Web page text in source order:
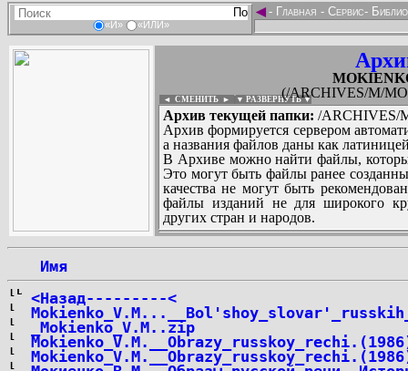
«И» «ИЛИ»
◄- Главная - Сервис-
(/ARCHIVES/M/
◄ СМЕНИТЬ ► ▼ РАЗВЕРНУТЬ ▼
Архив текущей папки: /ARCHIVES/
Архив формируется сервером
а названия файлов даны как
В Архиве можно найти файлы,
Это могут быть файлы ранее
качества не могут быть
файлы изданий не для широкого
других стран и народов.
Имя
<Назад---------<
_Mokienko_V.M..zip